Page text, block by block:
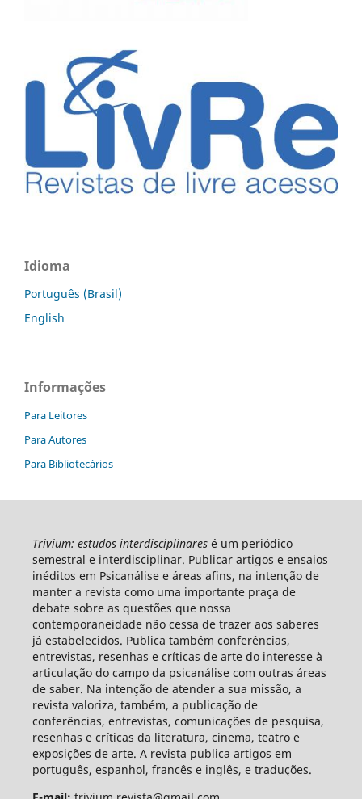
Idioma
Português (Brasil)
English
Informações
Para Leitores
Para Autores
Para Bibliotecários
Trivium: estudos interdisciplinaresé um periódico
semestral e interdisciplinar. Publicar artigos e ensaios
inéditos em Psicanálise e áreas afins, na intenção de
manter a revista como uma importante praça de
debate sobre as questões que nossa
contemporaneidade não cessa de trazer aos saberes
já estabelecidos. Publica também conferências,
entrevistas, resenhas e críticas de arte do interesse à
articulação do campo da psicanálise com outras áreas
de saber. Na intenção de atender a sua missão, a
revista valoriza, também, a publicação de
conferências, entrevistas, comunicações de pesquisa,
resenhas e críticas da literatura, cinema, teatro e
exposições de arte. A revista publica artigos em
português, espanhol, francês e inglês, e traduções.